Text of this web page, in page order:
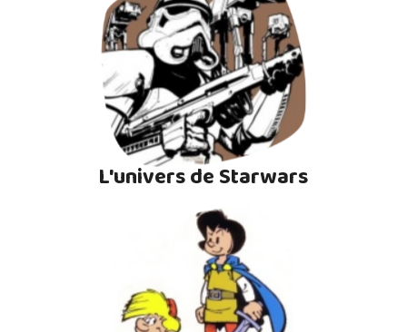
L'univers de Starwars